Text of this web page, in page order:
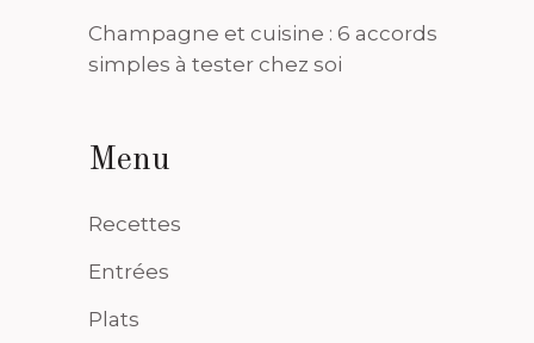
Champagne et cuisine : 6 accords
simples à tester chez soi
Menu
Recettes
Entrées
Plats